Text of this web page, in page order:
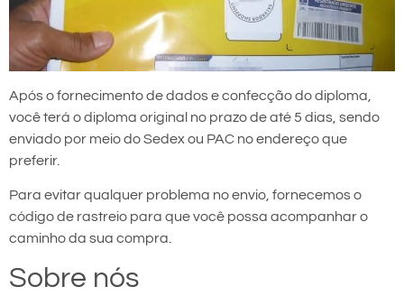
Após o fornecimento de dados e confecção do diploma,
você terá o diploma original no prazo de até 5 dias, sendo
enviado por meio do Sedex ou PAC no endereço que
preferir.
Para evitar qualquer problema no envio, fornecemos o
código de rastreio para que você possa acompanhar o
caminho da sua compra.
Sobre nós